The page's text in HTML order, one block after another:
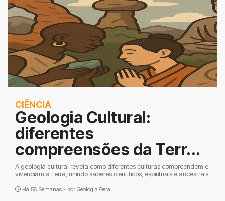
CIÊNCIA
Geologia Cultural:
diferentes
compreensões da Terr...
A geologia cultural revela como diferentes culturas compreendem e
vivenciam a Terra, unindo saberes científicos, espirituais e ancestrais.
Há 58 Semanas - por Geologia Geral